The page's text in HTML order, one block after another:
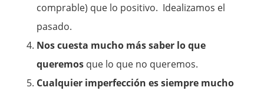
comprable) que lo positivo. Idealizamos el
pasado.
Nos cuesta mucho más saber lo que
queremos que lo que no queremos.
Cualquier imperfección es siempre mucho